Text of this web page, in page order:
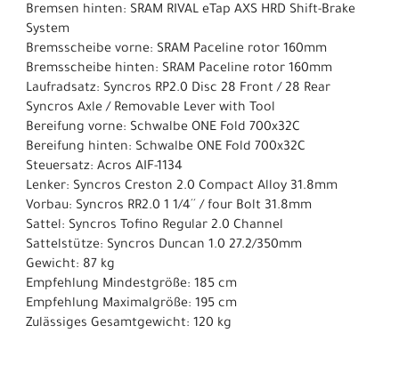
Bremsen hinten: SRAM RIVAL eTap AXS HRD Shift-Brake
System
Bremsscheibe vorne: SRAM Paceline rotor 160mm
Bremsscheibe hinten: SRAM Paceline rotor 160mm
Laufradsatz: Syncros RP2.0 Disc 28 Front / 28 Rear
Syncros Axle / Removable Lever with Tool
Bereifung vorne: Schwalbe ONE Fold 700x32C
Bereifung hinten: Schwalbe ONE Fold 700x32C
Steuersatz: Acros AIF-1134
Lenker: Syncros Creston 2.0 Compact Alloy 31.8mm
Vorbau: Syncros RR2.0 1 1/4´´ / four Bolt 31.8mm
Sattel: Syncros Tofino Regular 2.0 Channel
Sattelstütze: Syncros Duncan 1.0 27.2/350mm
Gewicht: 87 kg
Empfehlung Mindestgröße: 185 cm
Empfehlung Maximalgröße: 195 cm
Zulässiges Gesamtgewicht: 120 kg